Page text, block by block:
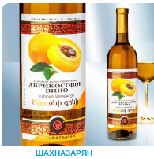
ШАХНАЗАРЯН